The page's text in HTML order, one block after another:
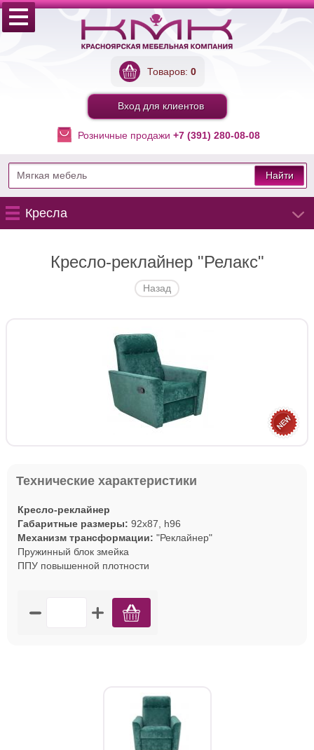
Розничные продажи +7 (391) 280-08-08
Товаров: 0
Вход для клиентов
Найти
Кресла
Кресло-реклайнер "Релакс"
Технические характеристики
Кресло-реклайнер
Габаритные размеры: 92х87, h96
Механизм трансформации: "Реклайнер"
Пружинный блок змейка
ППУ повышенной плотности